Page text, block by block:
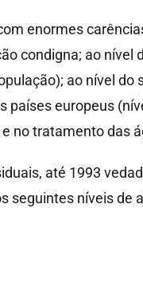
enormes
condigna; ao
ao nível
europeus
no tratamento das
até 1993
seguintes níveis